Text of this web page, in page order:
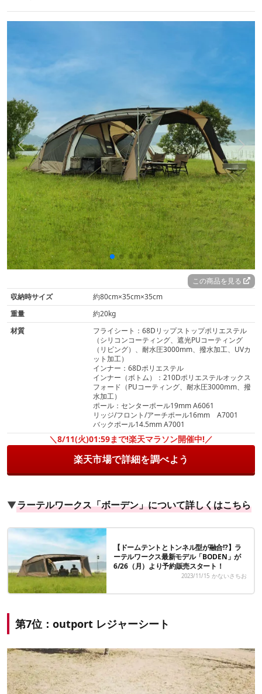
この商品を見る
収納時サイズ
約80cm×35cm×35cm
重量
約20kg
材質
フライシート：68Dリップストップポリエステル
（シリコンコーティング、遮光PUコーティング
（リビング）、耐水圧3000mm、撥水加工、UVカ
ット加工）
インナー：68Dポリエステル
インナー（ボトム）：210Dポリエステルオックス
フォード（PUコーティング、耐水圧3000mm、撥
水加工）
ポール：センターポール19mm A6061
リッジ/フロント/アーチポール16mm A7001
バックポール14.5mm A7001
＼8/11(火)01:59まで!楽天マラソン開催中!／
楽天市場で詳細を調べよう
▼ラーテルワークス「ボーデン」について詳しくはこちら
【ドームテントとトンネル型が融合!?】ラ
ーテルワークス最新モデル「BODEN」が
6/26（月）より予約販売スタート！
2023/11/15 かないさちお
第7位：outport レジャーシート